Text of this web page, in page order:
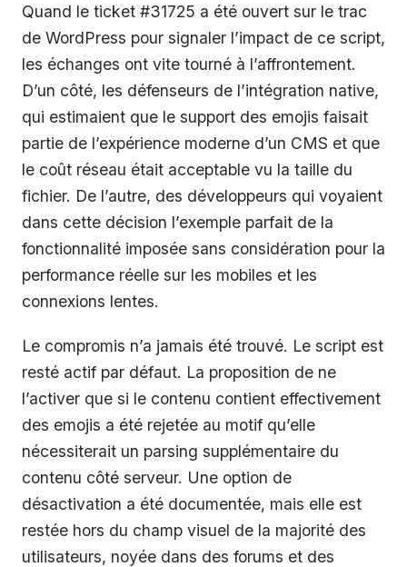
Quand le ticket #31725 a été ouvert sur le trac
de WordPress pour signaler l’impact de ce script,
les échanges ont vite tourné à l’affrontement.
D’un côté, les défenseurs de l’intégration native,
qui estimaient que le support des emojis faisait
partie de l’expérience moderne d’un CMS et que
le coût réseau était acceptable vu la taille du
fichier. De l’autre, des développeurs qui voyaient
dans cette décision l’exemple parfait de la
fonctionnalité imposée sans considération pour la
performance réelle sur les mobiles et les
connexions lentes.
Le compromis n’a jamais été trouvé. Le script est
resté actif par défaut. La proposition de ne
l’activer que si le contenu contient effectivement
des emojis a été rejetée au motif qu’elle
nécessiterait un parsing supplémentaire du
contenu côté serveur. Une option de
désactivation a été documentée, mais elle est
restée hors du champ visuel de la majorité des
utilisateurs, noyée dans des forums et des